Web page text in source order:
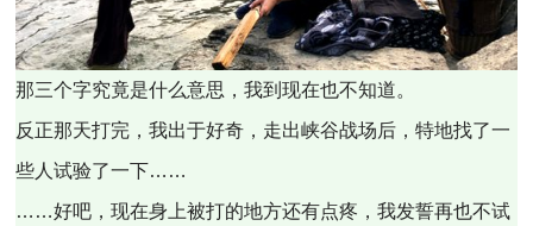
那三个字究竟是什么意思，我到现在也不知道。
反正那天打完，我出于好奇，走出峡谷战场后，特地找了一
些人试验了一下……
……好吧，现在身上被打的地方还有点疼，我发誓再也不试